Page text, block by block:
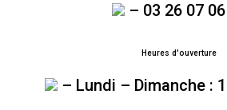
– 03 26 07
Heures d'ouverture
– Lundi – Dimanche :